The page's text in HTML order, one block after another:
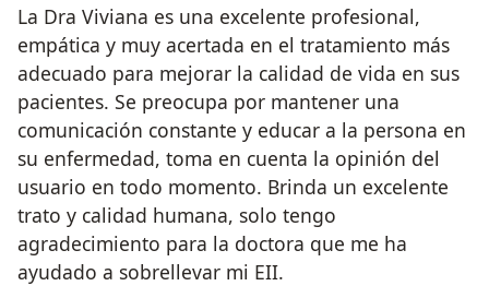
La Dra Viviana es una excelente profesional,
empática y muy acertada en el tratamiento más
adecuado para mejorar la calidad de vida en sus
pacientes. Se preocupa por mantener una
comunicación constante y educar a la persona en
su enfermedad, toma en cuenta la opinión del
usuario en todo momento. Brinda un excelente
trato y calidad humana, solo tengo
agradecimiento para la doctora que me ha
ayudado a sobrellevar mi EII.